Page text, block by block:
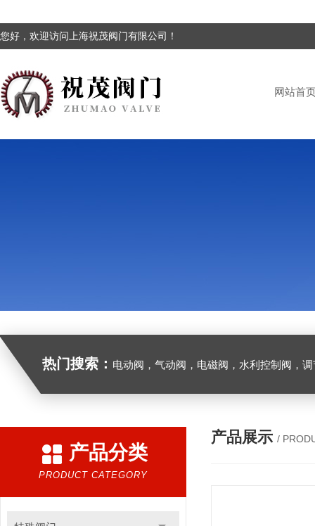
您好，欢迎访问上海祝茂阀门有限公司！
网站首
热门搜索： 电动阀，气动阀，电磁阀，水利控制阀，调节
产品分类
PRODUCT CATEGORY
产品展示 /